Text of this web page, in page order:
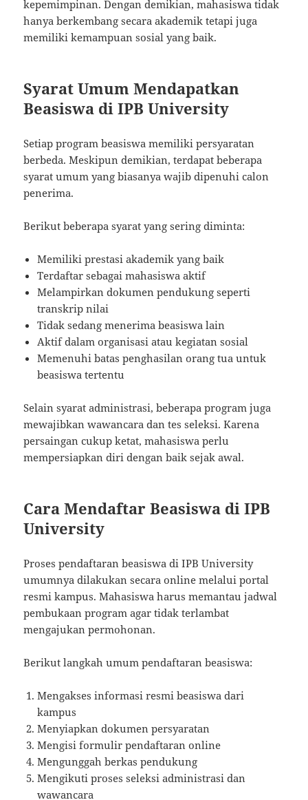
kepemimpinan. Dengan demikian, mahasiswa tidak
hanya berkembang secara akademik tetapi juga
memiliki kemampuan sosial yang baik.
Syarat Umum Mendapatkan
Beasiswa di IPB University
Setiap program beasiswa memiliki persyaratan
berbeda. Meskipun demikian, terdapat beberapa
syarat umum yang biasanya wajib dipenuhi calon
penerima.
Berikut beberapa syarat yang sering diminta:
Memiliki prestasi akademik yang baik
Terdaftar sebagai mahasiswa aktif
Melampirkan dokumen pendukung seperti
transkrip nilai
Tidak sedang menerima beasiswa lain
Aktif dalam organisasi atau kegiatan sosial
Memenuhi batas penghasilan orang tua untuk
beasiswa tertentu
Selain syarat administrasi, beberapa program juga
mewajibkan wawancara dan tes seleksi. Karena
persaingan cukup ketat, mahasiswa perlu
mempersiapkan diri dengan baik sejak awal.
Cara Mendaftar Beasiswa di IPB
University
Proses pendaftaran beasiswa di IPB University
umumnya dilakukan secara online melalui portal
resmi kampus. Mahasiswa harus memantau jadwal
pembukaan program agar tidak terlambat
mengajukan permohonan.
Berikut langkah umum pendaftaran beasiswa:
Mengakses informasi resmi beasiswa dari
kampus
Menyiapkan dokumen persyaratan
Mengisi formulir pendaftaran online
Mengunggah berkas pendukung
Mengikuti proses seleksi administrasi dan
wawancara